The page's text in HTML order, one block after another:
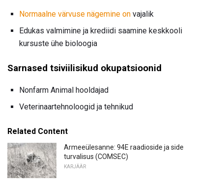
Normaalne värvuse nägemine on vajalik
Edukas valmimine ja krediidi saamine keskkooli
kursuste ühe bioloogia
Sarnased tsiviilisikud okupatsioonid
Nonfarm Animal hooldajad
Veterinaartehnoloogid ja tehnikud
Related Content
Armeeülesanne: 94E raadioside ja side
turvalisus (COMSEC)
KARJÄÄR